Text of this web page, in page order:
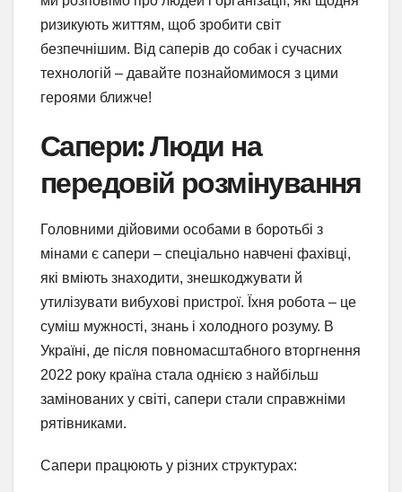
ризикують життям, щоб зробити світ
безпечнішим. Від саперів до собак і сучасних
технологій – давайте познайомимося з цими
героями ближче!
Сапери: Люди на
передовій розмінування
Головними дійовими особами в боротьбі з
мінами є сапери – спеціально навчені фахівці,
які вміють знаходити, знешкоджувати й
утилізувати вибухові пристрої. Їхня робота – це
суміш мужності, знань і холодного розуму. В
Україні, де після повномасштабного вторгнення
2022 року країна стала однією з найбільш
замінованих у світі, сапери стали справжніми
рятівниками.
Сапери працюють у різних структурах: